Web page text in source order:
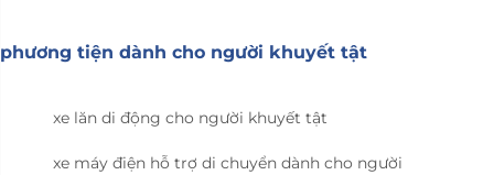
phương tiện dành cho người khuyết tật
xe lăn di động cho người khuyết tật
xe máy điện hỗ trợ di chuyển dành cho người